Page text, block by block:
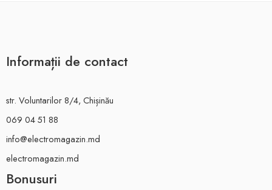
Informații de contact
str. Voluntarilor 8/4, Chișinău
069 04 51 88
info@electromagazin.md
electromagazin.md
Bonusuri